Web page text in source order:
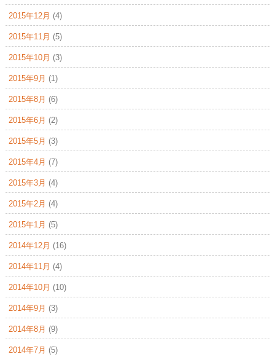
2015年12月 (4)
2015年11月 (5)
2015年10月 (3)
2015年9月 (1)
2015年8月 (6)
2015年6月 (2)
2015年5月 (3)
2015年4月 (7)
2015年3月 (4)
2015年2月 (4)
2015年1月 (5)
2014年12月 (16)
2014年11月 (4)
2014年10月 (10)
2014年9月 (3)
2014年8月 (9)
2014年7月 (5)